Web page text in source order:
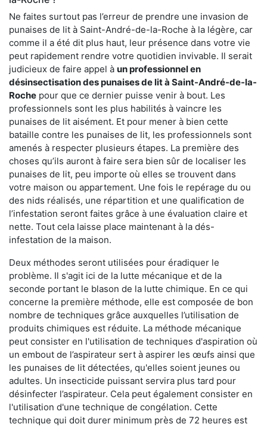
Ne faites surtout pas l’erreur de prendre une invasion de
punaises de lit à Saint-André-de-la-Roche à la légère, car
comme il a été dit plus haut, leur présence dans votre vie
peut rapidement rendre votre quotidien invivable. Il serait
judicieux de faire appel à un professionnel en
désinsectisation des punaises de lit à Saint-André-de-la-
Roche pour que ce dernier puisse venir à bout. Les
professionnels sont les plus habilités à vaincre les
punaises de lit aisément. Et pour mener à bien cette
bataille contre les punaises de lit, les professionnels sont
amenés à respecter plusieurs étapes. La première des
choses qu’ils auront à faire sera bien sûr de localiser les
punaises de lit, peu importe où elles se trouvent dans
votre maison ou appartement. Une fois le repérage du ou
des nids réalisés, une répartition et une qualification de
l’infestation seront faites grâce à une évaluation claire et
nette. Tout cela laisse place maintenant à la dés-
infestation de la maison.
Deux méthodes seront utilisées pour éradiquer le
problème. Il s'agit ici de la lutte mécanique et de la
seconde portant le blason de la lutte chimique. En ce qui
concerne la première méthode, elle est composée de bon
nombre de techniques grâce auxquelles l’utilisation de
produits chimiques est réduite. La méthode mécanique
peut consister en l'utilisation de techniques d'aspiration où
un embout de l’aspirateur sert à aspirer les œufs ainsi que
les punaises de lit détectées, qu'elles soient jeunes ou
adultes. Un insecticide puissant servira plus tard pour
désinfecter l’aspirateur. Cela peut également consister en
l'utilisation d'une technique de congélation. Cette
technique qui doit durer minimum près de 72 heures est